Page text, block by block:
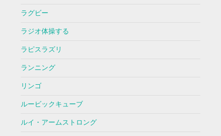
ラグビー
ラジオ体操する
ラピスラズリ
ランニング
リンゴ
ルービックキューブ
ルイ・アームストロング